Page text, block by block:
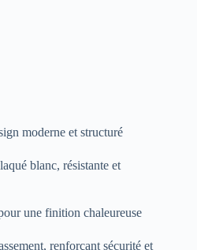
moderne et structuré
blanc, résistante et
une finition chaleureuse
renforçant sécurité et